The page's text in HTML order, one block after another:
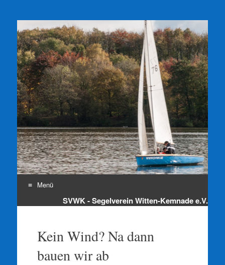
SVWK e.V.
Segelverein Witten-Kemnade e.V.
Menü
Zum
SVWK - Segelverein Witten-Kemnade e.V.
Kein Wind? Na dann
bauen wir ab